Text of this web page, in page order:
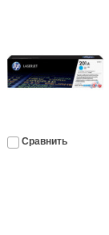
Сравнить